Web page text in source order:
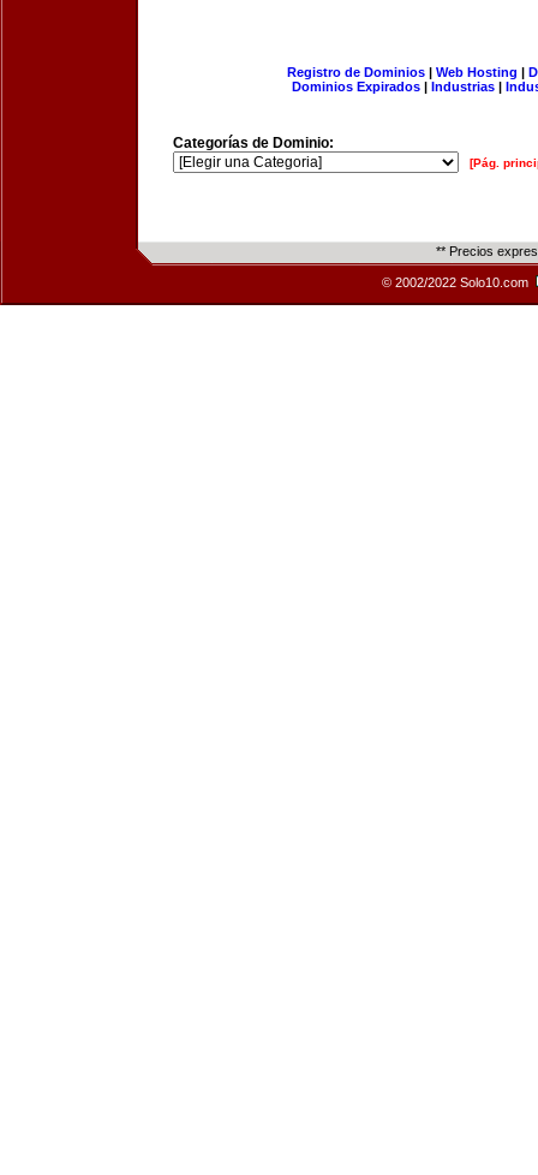
Registro de Dominios| Web Hosting |
Dominios Expirados | Industrias |
Categorías de Dominio:
[Pág.
** Precios
© 2002/2022 Solo10.com